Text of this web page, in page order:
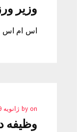
وزیر
اس ام اس
by on ژانویه 19, 2016
وظیفه